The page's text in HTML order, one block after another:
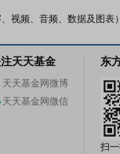
视频、音频、数据及图表
天天基金
天天基金网微博
天天基金网微信
东
扫